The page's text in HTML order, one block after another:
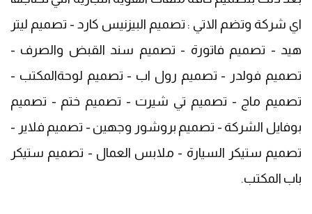
اي شركة وتضم الاتي : تصميم البيزنيس كارد - تصميم ليتر
هيد - تصميم فاتورة - تصميم سند القبض والصرف -
تصميم فولدر - تصميم رول اب - تصميم لوحةالمكتب -
تصميم ماج - تصميم تي شيرت - تصميم ختم - تصميم
بوفايل الشركة - تصميم بروشور وجهين - تصميم فلاير -
تصميم ستيكر السيارة - ملابس العمال - تصميم ستيكر
باب المكتب.